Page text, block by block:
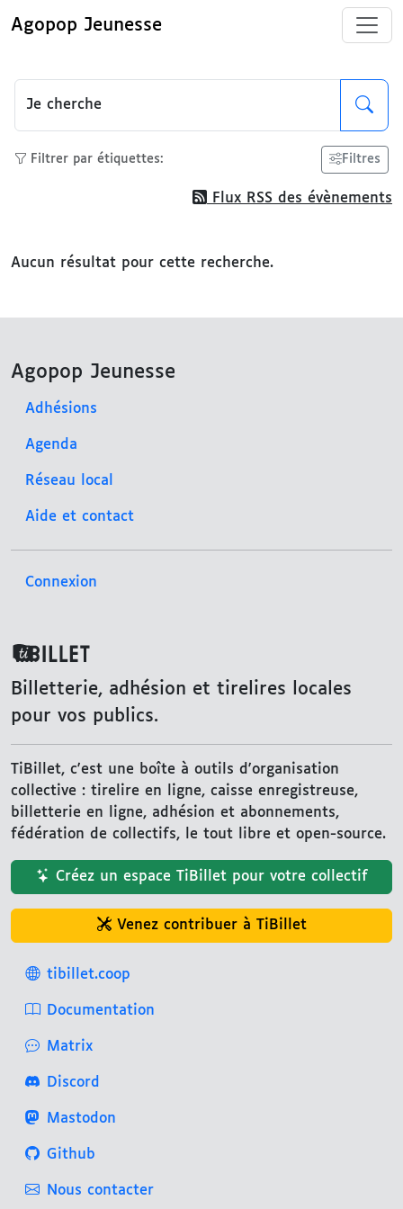
Agopop Jeunesse
Je cherche
Filtrer par étiquettes: Filtres
Flux RSS des évènements
Aucun résultat pour cette recherche.
Agopop Jeunesse
Adhésions
Agenda
Réseau local
Aide et contact
Connexion
Billetterie, adhésion et tirelires locales
pour vos publics.
TiBillet, c'est une boîte à outils d'organisation
collective : tirelire en ligne, caisse enregistreuse,
billetterie en ligne, adhésion et abonnements,
fédération de collectifs, le tout libre et open-source.
Créez un espace TiBillet pour votre collectif
Venez contribuer à TiBillet
tibillet.coop
Documentation
Matrix
Discord
Mastodon
Github
Nous contacter